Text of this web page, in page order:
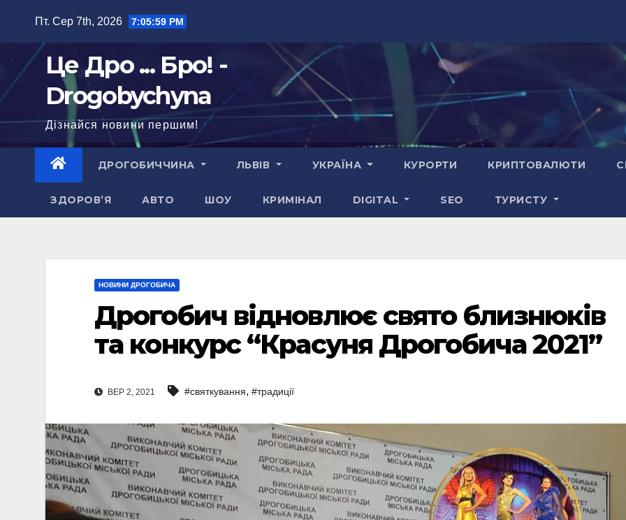
Пт. Сер 7th, 2026 7:06:00 PM
Це Дро ... Бро! -
Drogobychyna
Дізнайся новини першим!
ДРОГОБИЧЧИНА ЛЬВІВ УКРАЇНА КУРОРТИ КРИПТОВАЛЮТИ
ЗДОРОВ’Я АВТО ШОУ КРИМІНАЛ DIGITAL SEO ТУРИСТУ
НОВИНИ ДРОГОБИЧА
Дрогобич відновлює свято близнюків
та конкурс “Красуня Дрогобича 2021”
ВЕР 2, 2021 #святкування, #традиції